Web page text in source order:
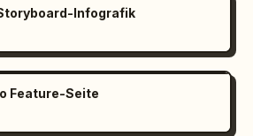
Infografik
Feature-Seite